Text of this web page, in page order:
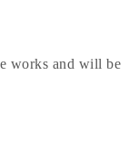
works and will be